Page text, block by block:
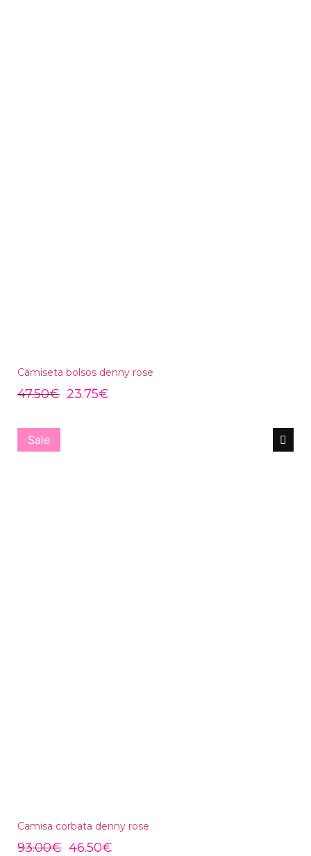
Camiseta bolsos denny rose
47.50€ 23.75€
Sale
Camisa corbata denny rose
93.00€ 46.50€